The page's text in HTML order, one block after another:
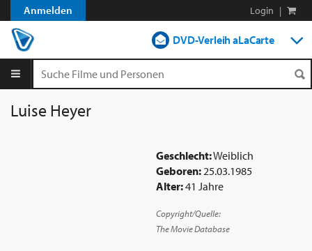
Anmelden Login |
DVD-Verleih aLaCarte
Geschlecht:Weiblich
Geboren:25.03.1985
Alter:41 Jahre
Copyright/Quelle:
The Movie Database
Luise Heyer